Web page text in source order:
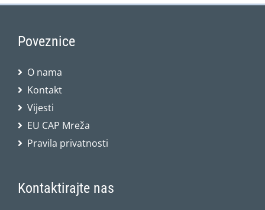
Poveznice
O nama
Kontakt
Vijesti
EU CAP Mreža
Pravila privatnosti
Kontaktirajte nas